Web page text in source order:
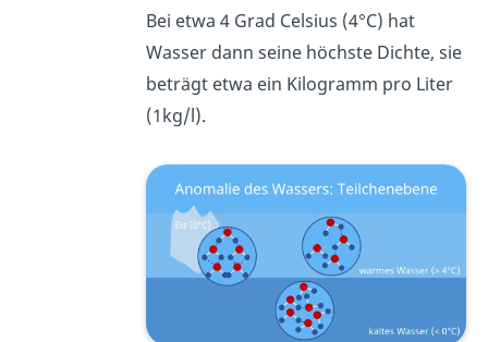
Bei etwa 4 Grad Celsius (4°C) hat
Wasser dann seine höchste Dichte, sie
beträgt etwa ein Kilogramm pro Liter
(1kg/l).